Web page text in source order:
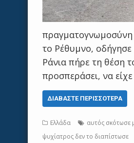
πραγματογνωμοσύνη
το Ρέθυμνο,
Ράνια πήρε τη θέση
προσπεράσει, να
ΔΙΑΒΆΣΤΕ ΠΕΡΙΣΣΌΤΕΡΑ
Ελλάδα αυτός σκότωσε
ψυχίατρος δεν το διαπίστωσε